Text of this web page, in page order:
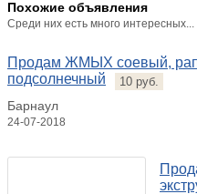
Похожие объявления
Среди них есть много интересных...
Продам ЖМЫХ соевый,
подсолнечный
10 руб.
Барнаул
24-07-2018